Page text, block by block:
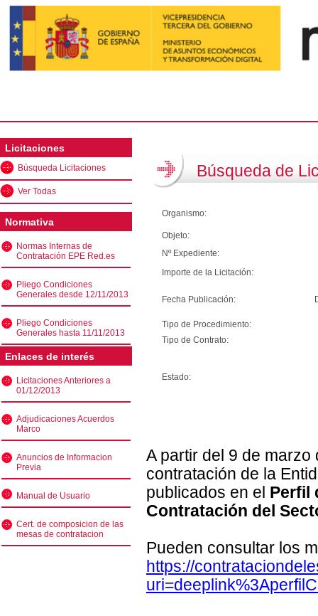
Licitaciones
Búsqueda Licitaciones
Ver Todas
Normativa
Normas Internas de
Contratación EPE Red.es
Pliego Condiciones
Generales desde 12/11/2013
Pliego Condiciones
Generales hasta 11/11/2013
Enlaces de interés
Licitaciones Anteriores a
01/12/2013
Adjudicaciones Acuerdos
Marco
Anuncios de Informacion
Previa
Manual de Usuario
Cert. de composicion de las
mesas de contratacion
Búsqueda de
Organismo:
Objeto:
Nº Expediente:
Importe de la Licitación:
Fecha Publicación:
Tipo de Procedimiento:
Tipo de Contrato:
Estado:
A partir del 9 de
contratación de la
publicados en el Perfil
Contratación del
Pueden consultar los
https://